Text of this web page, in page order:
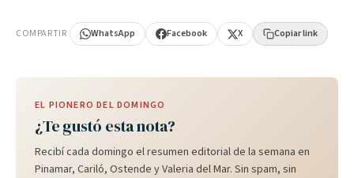
COMPARTIR WhatsApp Facebook X Copiar link
EL PIONERO DEL DOMINGO
¿Te gustó esta nota?
Recibí cada domingo el resumen editorial de la semana en
Pinamar, Cariló, Ostende y Valeria del Mar. Sin spam, sin